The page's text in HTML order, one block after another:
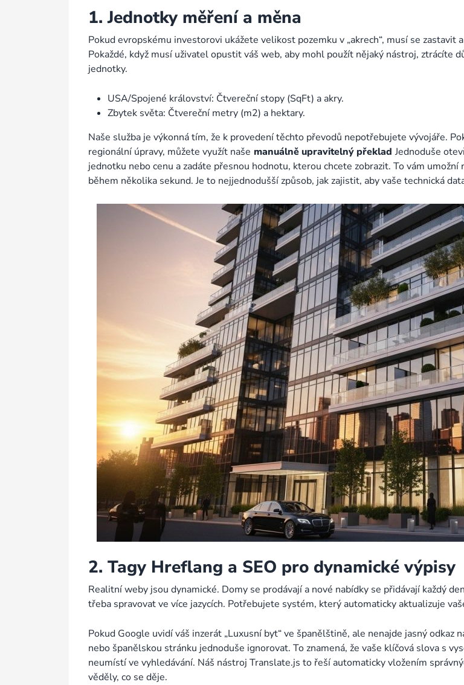
1. Jednotky měření a měna
Pokud evropskému investorovi ukážete velikost pozemku v „akrech“, musí se
Pokaždé, když musí uživatel opustit váš web, aby mohl použít nějaký nástroj, ztrácíte
jednotky.
USA/Spojené království: Čtvereční stopy (SqFt) a akry.
Zbytek světa: Čtvereční metry (m2) a hektary.
Naše služba je výkonná tím, že k provedení těchto převodů nepotřebujete vývojáře.
regionální úpravy, můžete využít naše manuálně upravitelný překlad Jednoduše
jednotku nebo cenu a zadáte přesnou hodnotu, kterou chcete zobrazit. To vám
během několika sekund. Je to nejjednodušší způsob, jak zajistit, aby vaše technická
2. Tagy Hreflang a SEO pro dynamické výpisy
Realitní weby jsou dynamické. Domy se prodávají a nové nabídky se přidávají každý
třeba spravovat ve více jazycích. Potřebujete systém, který automaticky aktualizuje
Pokud Google uvidí váš inzerát „Luxusní byt“ ve španělštině, ale nenajde jasný odkaz
nebo španělskou stránku jednoduše ignorovat. To znamená, že vaše klíčová slova s
neumístí ve vyhledávání. Náš nástroj Translate.js to řeší automaticky vložením
věděly, co se děje.